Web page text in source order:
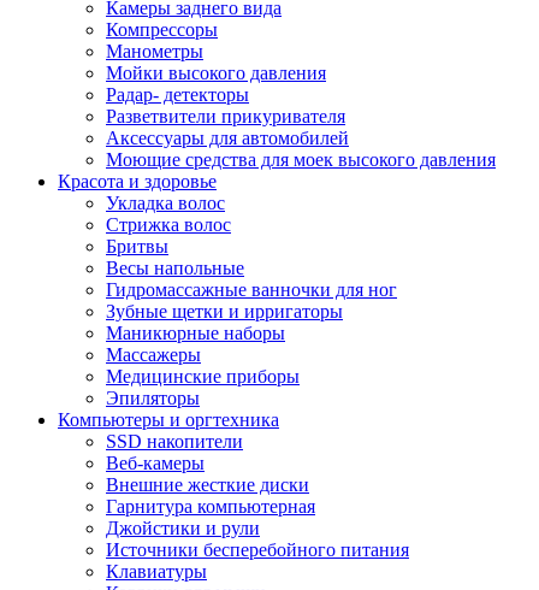
Камеры заднего вида
Компрессоры
Манометры
Мойки высокого давления
Радар- детекторы
Разветвители прикуривателя
Аксессуары для автомобилей
Моющие средства для моек высокого давления
Красота и здоровье
Укладка волос
Стрижка волос
Бритвы
Весы напольные
Гидромассажные ванночки для ног
Зубные щетки и ирригаторы
Маникюрные наборы
Массажеры
Медицинские приборы
Эпиляторы
Компьютеры и оргтехника
SSD накопители
Веб-камеры
Внешние жесткие диски
Гарнитура компьютерная
Джойстики и рули
Источники бесперебойного питания
Клавиатуры